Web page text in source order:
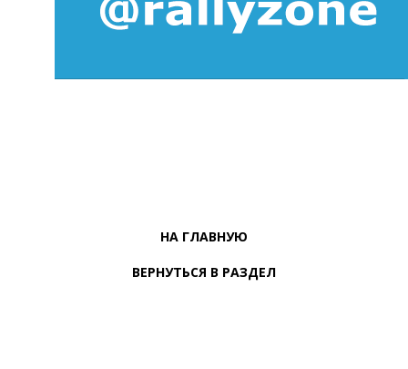
НА ГЛАВНУЮ
ВЕРНУТЬСЯ В РАЗДЕЛ